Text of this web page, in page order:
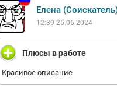
Елена
12:39 25.06.2024
Плюсы в работе
Красивое описание